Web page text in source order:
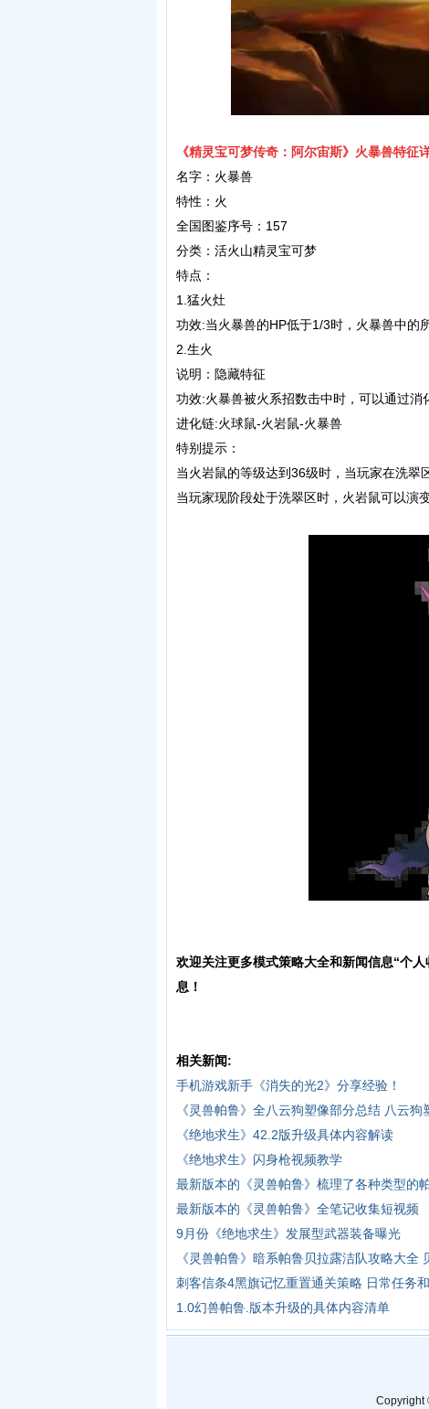
《精灵宝可梦传奇：阿尔宙斯》火暴兽特征
名字：火暴兽
特性：火
全国图鉴序号：157
分类：活火山精灵宝可梦
特点：
1.猛火灶
功效:当火暴兽的HP低于1/3时，火暴兽中的
2.生火
说明：隐藏特征
功效:火暴兽被火系招数击中时，可以通过消
进化链:火球鼠-火岩鼠-火暴兽
特别提示：
当火岩鼠的等级达到36级时，当玩家在洗翠
当玩家现阶段处于洗翠区时，火岩鼠可以演
欢迎关注更多模式策略大全和新闻信息“个人
息！
相关新闻:
手机游戏新手《消失的光2》分享经验！
《灵兽帕鲁》全八云狗塑像部分总结 八云狗
《绝地求生》42.2版升级具体内容解读
《绝地求生》闪身枪视频教学
最新版本的《灵兽帕鲁》梳理了各种类型的
最新版本的《灵兽帕鲁》全笔记收集短视频
9月份《绝地求生》发展型武器装备曝光
《灵兽帕鲁》暗系帕鲁贝拉露洁队攻略大全
刺客信条4黑旗记忆重置通关策略 日常任务
1.0幻兽帕鲁.版本升级的具体内容清单
Copyright